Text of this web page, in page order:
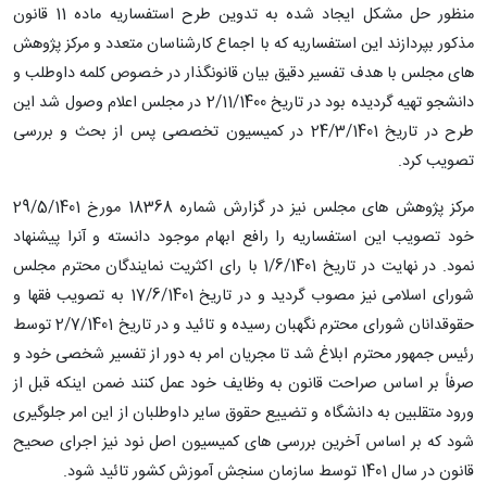
منظور حل مشکل ایجاد شده به تدوین طرح استفساریه ماده 11 قانون
مذکور بپردازند این استفساریه که با اجماع کارشناسان متعدد و مرکز پژوهش
های مجلس با هدف تفسیر دقیق بیان قانونگذار در خصوص کلمه داوطلب و
دانشجو تهیه گردیده بود در تاریخ 2/11/1400 در مجلس اعلام وصول شد این
طرح در تاریخ 24/3/1401 در کمیسیون تخصصی پس از بحث و بررسی
تصویب کرد.
مرکز پژوهش های مجلس نیز در گزارش شماره 18368 مورخ 29/5/1401
خود تصویب این استفساریه را رافع ابهام موجود دانسته و آنرا پیشنهاد
نمود. در نهایت در تاریخ 1/6/1401 با رای اکثریت نمایندگان محترم مجلس
شورای اسلامی نیز مصوب گردید و در تاریخ 17/6/1401 به تصویب فقها و
حقوقدانان شورای محترم نگهبان رسیده و تائید و در تاریخ 2/7/1401 توسط
رئیس جمهور محترم ابلاغ شد تا مجریان امر به دور از تفسیر شخصی خود و
صرفاً بر اساس صراحت قانون به وظایف خود عمل کنند ضمن اینکه قبل از
ورود متقلبین به دانشگاه و تضییع حقوق سایر داوطلبان از این امر جلوگیری
شود که بر اساس آخرین بررسی های کمیسیون اصل نود نیز اجرای صحیح
قانون در سال 1401 توسط سازمان سنجش آموزش کشور تائید شود.